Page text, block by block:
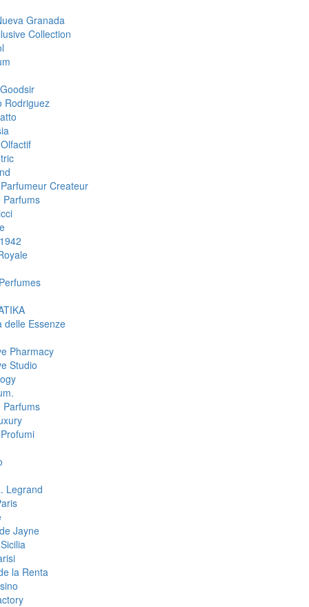
Granada
Collection
Rodriguez
Createur
Parfums
delle Essenze
Pharmacy
Studio
Parfums
Legrand
Jayne
la Renta